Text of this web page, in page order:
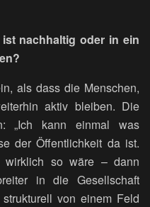
nachhaltig oder in ein
als dass die Menschen,
aktiv bleiben. Die
„Ich kann einmal was
der Öffentlichkeit da ist.
so wäre – dann
in die Gesellschaft
von einem Feld